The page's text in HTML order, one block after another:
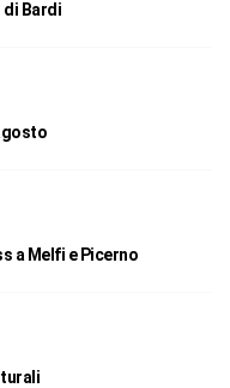
Bardi
a Melfi e Picerno